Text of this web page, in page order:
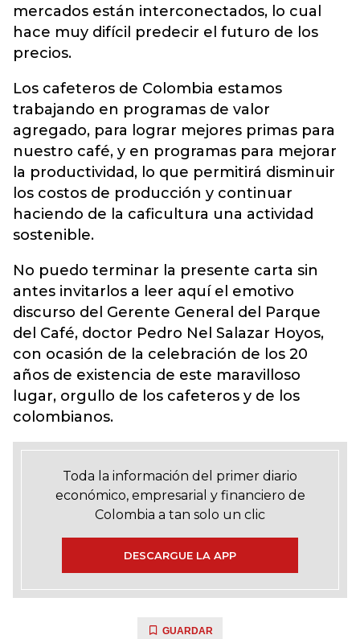
mercados están interconectados, lo cual
hace muy difícil predecir el futuro de los
precios.
Los cafeteros de Colombia estamos
trabajando en programas de valor
agregado, para lograr mejores primas para
nuestro café, y en programas para mejorar
la productividad, lo que permitirá disminuir
los costos de producción y continuar
haciendo de la caficultura una actividad
sostenible.
No puedo terminar la presente carta sin
antes invitarlos a leer aquí el emotivo
discurso del Gerente General del Parque
del Café, doctor Pedro Nel Salazar Hoyos,
con ocasión de la celebración de los 20
años de existencia de este maravilloso
lugar, orgullo de los cafeteros y de los
colombianos.
Toda la información del primer diario
económico, empresarial y financiero de
Colombia a tan solo un clic
DESCARGUE LA APP
GUARDAR